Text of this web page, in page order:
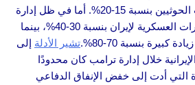
10%، بينما زادت قدرات الحوثيين بنسبة 15-20%. أما في ظل إدارة
بايدن، فقد ارتفعت القدرات العسكرية لإيران بنسبة 30-40%، بينما
بنسبة 70-80%.
تشير الأدلة إلى
خلال إدارة ترامب كان محدودًا
التي أدت إلى خفض الإنفاق الدفاعي